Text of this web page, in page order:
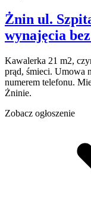
Żnin ul.
wynajęcia
Kawalerka 21 m2,
prąd, śmieci. Umowa
numerem telefonu.
Żninie.
Zobacz ogłoszenie